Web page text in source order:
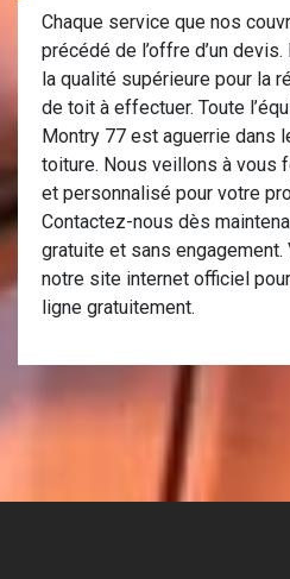
Chaque service que nos
précédé de l’offre d’un
la qualité supérieure pour la
de toit à effectuer. Toute
Montry 77 est aguerrie dans
toiture. Nous veillons à vous
et personnalisé pour votre
Contactez-nous dès
gratuite et sans
notre site internet officiel
ligne gratuitement.